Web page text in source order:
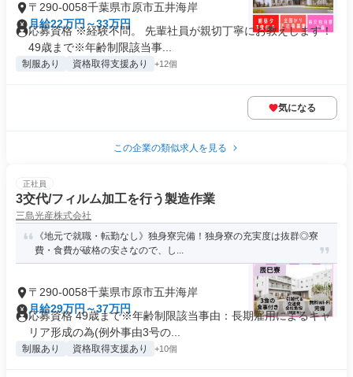
〒290-0058千葉県市原市五井海岸
月給22万円～33万円
応募資格 ※経験不問。 先輩社員が親切丁寧にお教えします！
49歳まで※年齢制限該当事...
制服あり 資格取得支援あり +12個
気になる
この企業の類似求人を見る
正社員
3交代/フィルム加工を行う製造作業
三島光産株式会社
《地元で就職・転勤なし》独身寮完備！独身寮の充実度は抜群◎寮
費・食費が破格の安さなので、し...
〒290-0058千葉県市原市五井海岸
月給29万円～37万円
応募資格 49歳まで※年齢制限該当事由：長期雇用によるキャ
リア形成の為(例外事由3号の...
制服あり 資格取得支援あり +10個